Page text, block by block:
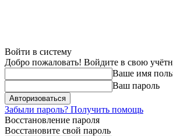
Войти в систему
Добро пожаловать! Войдите в свою
Ваше имя
Ваш пароль
Забыли пароль? Получить помощь
Восстановление пароля
Восстановите свой пароль